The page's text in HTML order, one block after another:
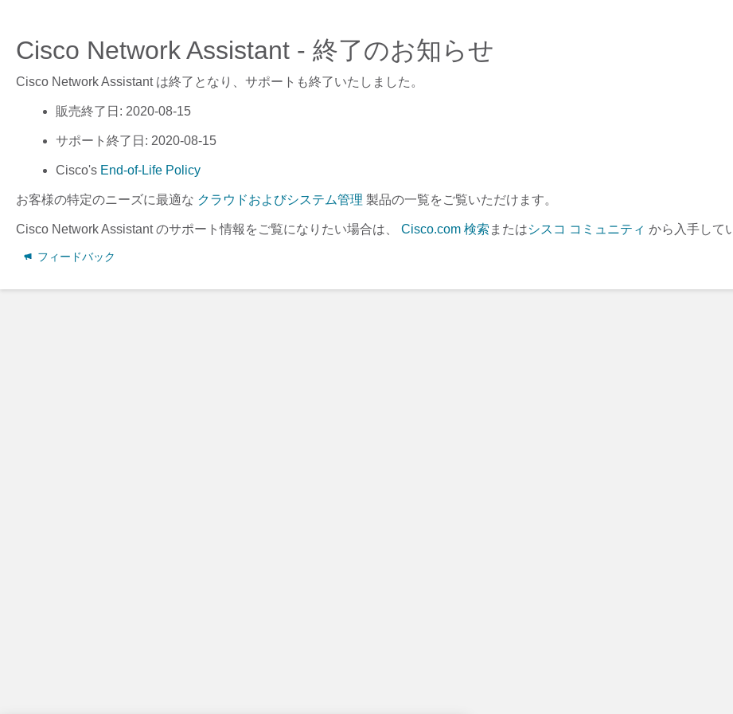
Cisco Network Assistant - 終了のお知らせ
Cisco Network Assistantは終了となり、サポートも終了いたしました。
販売終了日 : 2020-08-15
サポート終了日 : 2020-08-15
Cisco's End-of-Life Policy
お客様の特定のニーズに最適な クラウドおよびシステム管理 製品の一覧をご覧いただけます。
Cisco Network Assistantのサポート情報をご覧になりたい場合は、 Cisco.com 検索 またはシスコ コミュニティ から入手して
フィードバック